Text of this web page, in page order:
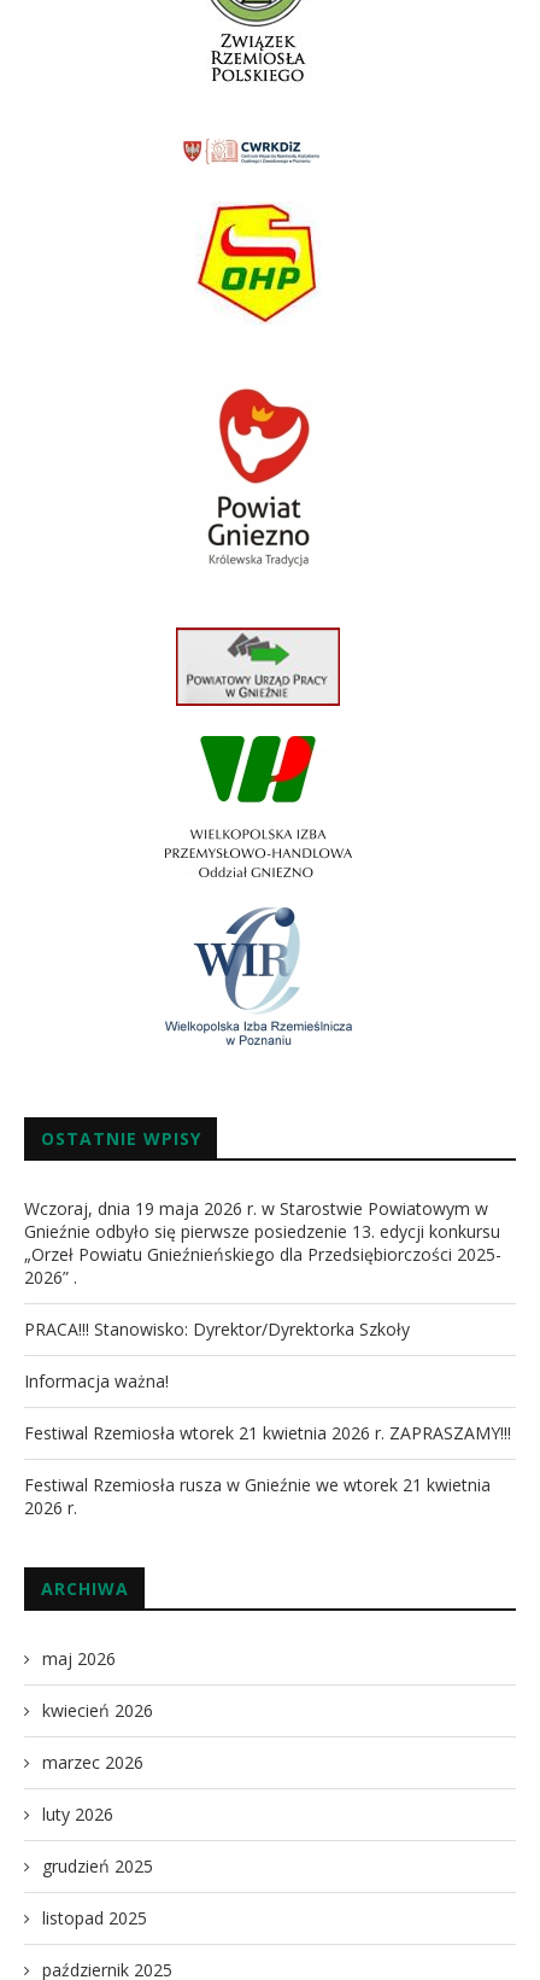
OSTATNIE WPISY
Wczoraj, dnia 19 maja 2026 r. w Starostwie Powiatowym w
Gnieźnie odbyło się pierwsze posiedzenie 13. edycji konkursu
„Orzeł Powiatu Gnieźnieńskiego dla Przedsiębiorczości 2025-
2026” .
PRACA!!! Stanowisko: Dyrektor/Dyrektorka Szkoły
Informacja ważna!
Festiwal Rzemiosła wtorek 21 kwietnia 2026 r. ZAPRASZAMY!!!
Festiwal Rzemiosła rusza w Gnieźnie we wtorek 21 kwietnia
2026 r.
ARCHIWA
maj 2026
kwiecień 2026
marzec 2026
luty 2026
grudzień 2025
listopad 2025
październik 2025